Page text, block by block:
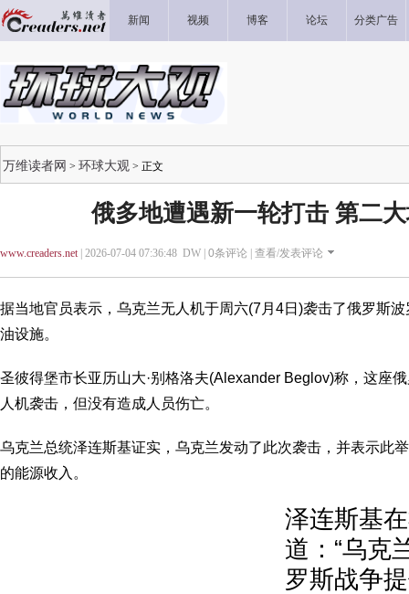
新闻 视频 博客 论坛 分类广告
万维读者网 > 环球大观 > 正文
俄多地遭遇新一轮打击 第二
www.creaders.net| 2026-07-04 07:36:48 DW | 0条评论 | 查看/发表评论
据当地官员表示，乌克兰无人机于周六(7月4日)袭击了俄罗斯
油设施。
圣彼得堡市长亚历山大·别格洛夫(Alexander Beglov)称，这座
人机袭击，但没有造成人员伤亡。
乌克兰总统泽连斯基证实，乌克兰发动了此次袭击，并表示此
的能源收入。
泽连斯基
道：“乌克
罗斯战争